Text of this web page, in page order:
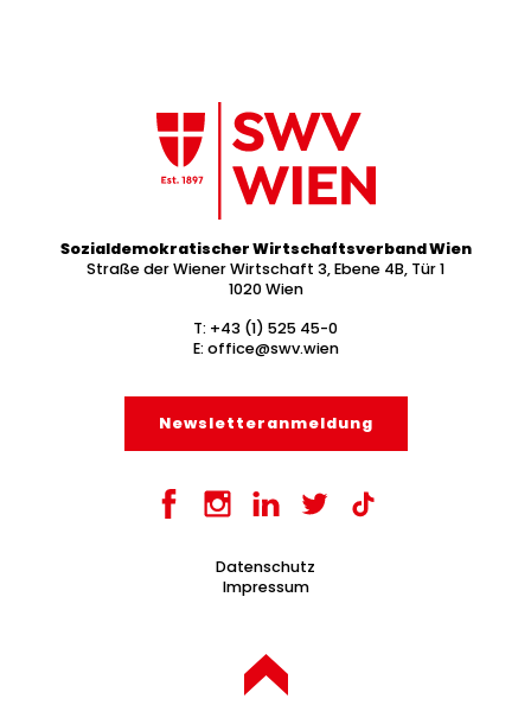
Sozialdemokratischer Wirtschaftsverband Wien
Straße der Wiener Wirtschaft 3, Ebene 4B, Tür 1
1020 Wien
T: +43 (1) 525 45-0
E: office@swv.wien
Newsletter­anmeldung
Datenschutz
Impressum